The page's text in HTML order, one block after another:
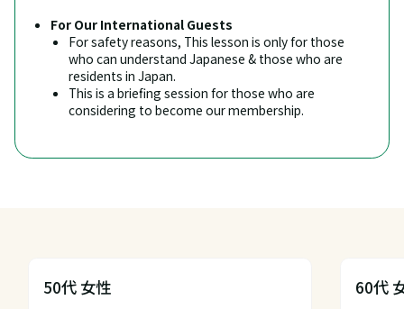
For Our International Guests
For safety reasons, This lesson is only for those
who can understand Japanese & those who are
residents in Japan.
This is a briefing session for those who are
considering to become our membership.
50代 女性 60代